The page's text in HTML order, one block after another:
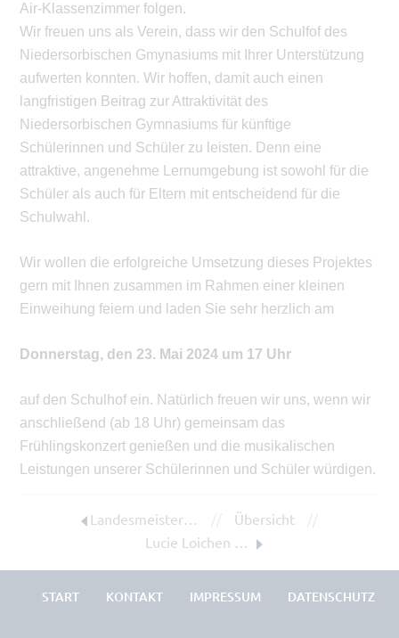
Air-Klassenzimmer folgen.
Wir freuen uns als Verein, dass wir den Schulfof des
Niedersorbischen Gmynasiums mit Ihrer Unterstützung
aufwerten konnten. Wir hoffen, damit auch einen
langfristigen Beitrag zur Attraktivität des
Niedersorbischen Gymnasiums für künftige
Schülerinnen und Schüler zu leisten. Denn eine
attraktive, angenehme Lernumgebung ist sowohl für die
Schüler als auch für Eltern mit entscheidend für die
Schulwahl.
Wir wollen die erfolgreiche Umsetzung dieses Projektes
gern mit Ihnen zusammen im Rahmen einer kleinen
Einweihung feiern und laden Sie sehr herzlich am
Donnerstag, den 23. Mai 2024 um 17 Uhr
auf den Schulhof ein. Natürlich freuen wir uns, wenn wir
anschließend (ab 18 Uhr) gemeinsam das
Frühlingskonzert genießen und die musikalischen
Leistungen unserer Schülerinnen und Schüler würdigen.
Landesmeisterschaften der Biologie-Olympiade Übersicht
Lucie Loichen erhält den Bogumił-Šwjela Preis
START KONTAKT IMPRESSUM DATENSCHUTZ